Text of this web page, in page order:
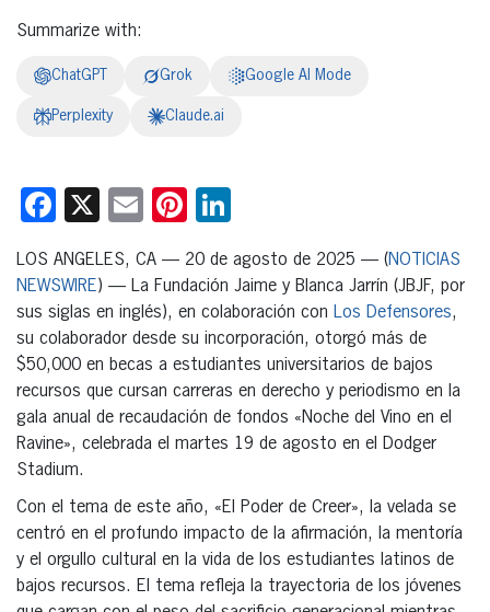
Summarize with:
ChatGPT Grok Google AI Mode
Perplexity Claude.ai
Facebook
X EmailPinterest
LOS ANGELES, CA — 20 de agosto de 2025 — (NOTICIAS
NEWSWIRE) — La Fundación Jaime y Blanca Jarrín (JBJF, por
sus siglas en inglés), en colaboración con Los Defensores,
su colaborador desde su incorporación, otorgó más de
$50,000 en becas a estudiantes universitarios de bajos
recursos que cursan carreras en derecho y periodismo en la
gala anual de recaudación de fondos «Noche del Vino en el
Ravine», celebrada el martes 19 de agosto en el Dodger
Stadium.
Con el tema de este año, «El Poder de Creer», la velada se
centró en el profundo impacto de la afirmación, la mentoría
y el orgullo cultural en la vida de los estudiantes latinos de
bajos recursos. El tema refleja la trayectoria de los jóvenes